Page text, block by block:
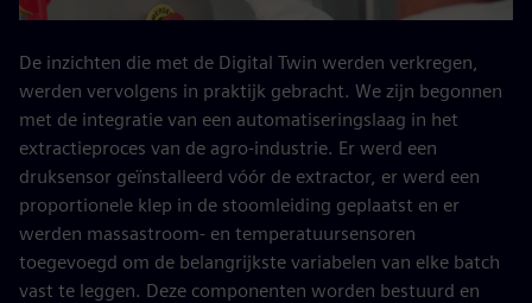
De inzichten die met de Digital Twin werden verkregen,
werden vervolgens in praktijk gebracht. We zijn begonnen
met de integratie van een automatiseringslaag in het
extractieproces van de agro-industrie. Er werd een
druksensor geïnstalleerd vóór de extractor, er werd een
proportionele klep in de stoomleiding geplaatst en er
werden massastroom- en temperatuursensoren
toegevoegd om de belangrijkste variabelen van elke batch
vast te leggen. Deze componenten worden bestuurd en